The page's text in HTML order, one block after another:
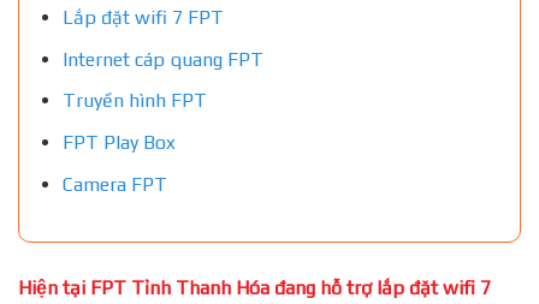
Lắp đặt wifi 7 FPT
Internet cáp quang FPT
Truyền hình FPT
FPT Play Box
Camera FPT
Hiện tại FPT Tỉnh Thanh Hóa đang hỗ trợ lắp đặt wifi 7